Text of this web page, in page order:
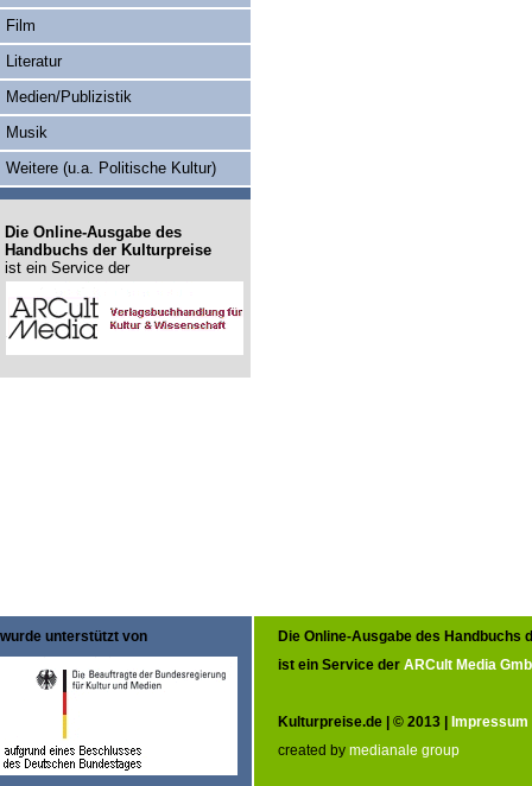
Film
Literatur
Medien/Publizistik
Musik
Weitere (u.a. Politische Kultur)
Die Online-Ausgabe des
Handbuchs der Kulturpreise
ist ein Service der
wurde unterstützt von
Die Online-Ausgabe des Handbuchs
ist ein Service der ARCult Media
Kulturpreise.de | © 2013 | Impressum
created by medianale group